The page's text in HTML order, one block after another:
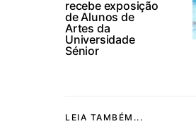
recebe exposição
de Alunos de
Artes da
Universidade
Sénior
LEIA TAMBÉM...